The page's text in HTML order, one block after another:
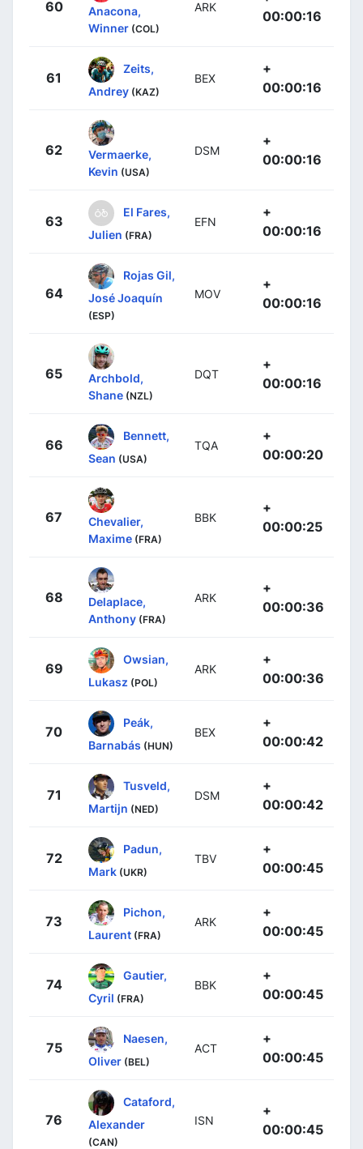
60
Anacona,
Winner (COL)
ARK
00:00:16
61
Zeits,
Andrey (KAZ)
BEX
+
00:00:16
62
Vermaerke,
Kevin (USA)
DSM
+
00:00:16
63
El Fares,
Julien (FRA)
EFN
+
00:00:16
64
Rojas Gil,
José Joaquín
(ESP)
MOV
+
00:00:16
65
Archbold,
Shane (NZL)
DQT
+
00:00:16
66
Bennett,
Sean (USA)
TQA
+
00:00:20
67
Chevalier,
Maxime (FRA)
BBK
+
00:00:25
68
Delaplace,
Anthony (FRA)
ARK
+
00:00:36
69
Owsian,
Lukasz (POL)
ARK
+
00:00:36
70
Peák,
Barnabás (HUN)
BEX
+
00:00:42
71
Tusveld,
Martijn (NED)
DSM
+
00:00:42
72
Padun,
Mark (UKR)
TBV
+
00:00:45
73
Pichon,
Laurent (FRA)
ARK
+
00:00:45
74
Gautier,
Cyril (FRA)
BBK
+
00:00:45
75
Naesen,
Oliver (BEL)
ACT
+
00:00:45
76
Cataford,
Alexander
(CAN)
ISN
+
00:00:45